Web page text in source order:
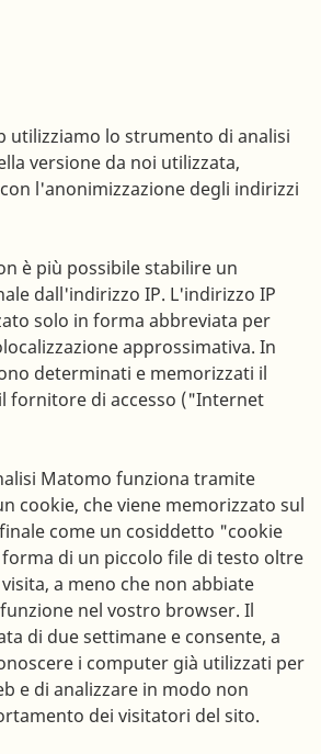
utilizziamo lo strumento di analisi
versione da noi utilizzata,
l'anonimizzazione degli indirizzi
è più possibile stabilire un
dall'indirizzo IP. L'indirizzo IP
solo in forma abbreviata per
approssimativa. In
determinati e memorizzati il
fornitore di accesso ("Internet
Matomo funziona tramite
cookie, che viene memorizzato sul
come un cosiddetto "cookie
di un piccolo file di testo oltre
a meno che non abbiate
nel vostro browser. Il
di due settimane e consente, a
i computer già utilizzati per
e di analizzare in modo non
dei visitatori del sito.